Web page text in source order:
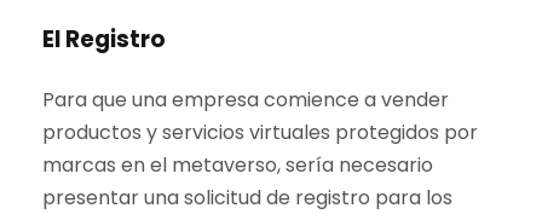
El Registro
Para que una empresa comience a vender
productos y servicios virtuales protegidos por
marcas en el metaverso, sería necesario
presentar una solicitud de registro para los